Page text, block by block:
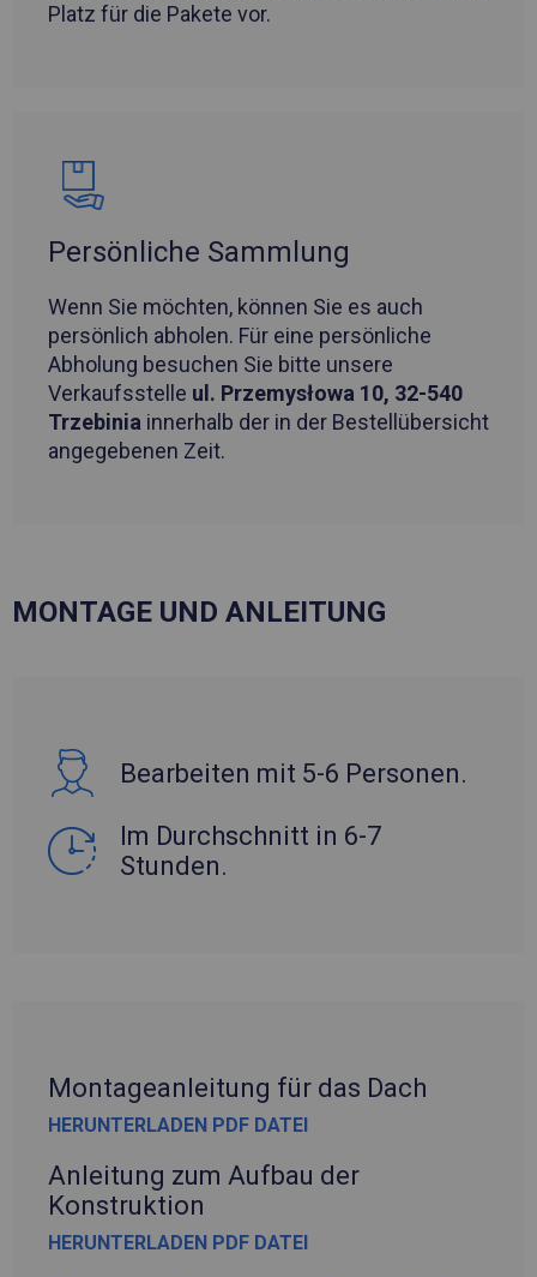
Platz für die Pakete vor.
Persönliche Sammlung
Wenn Sie möchten, können Sie es auch
persönlich abholen. Für eine persönliche
Abholung besuchen Sie bitte unsere
Verkaufsstelle ul. Przemysłowa 10, 32-540
Trzebinia innerhalb der in der Bestellübersicht
angegebenen Zeit.
MONTAGE UND ANLEITUNG
Bearbeiten mit 5-6 Personen.
Im Durchschnitt in 6-7
Stunden.
Montageanleitung für das Dach
HERUNTERLADEN PDF DATEI
Anleitung zum Aufbau der
Konstruktion
HERUNTERLADEN PDF DATEI